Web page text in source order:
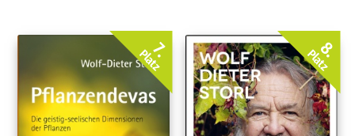
7.
Platz 8.
Platz